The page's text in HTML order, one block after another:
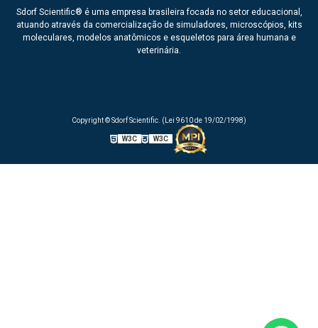
Sdorf Scientific® é uma empresa brasileira focada no setor educacional,
atuando através da comercialização de simuladores, microscópios, kits
moleculares, modelos anatômicos e esqueletos para área humana e
veterinária.
Copyright © Sdorf Scientific. (Lei 9610 de 19/02/1998)
W3C W3C